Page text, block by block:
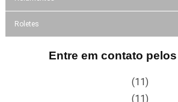
Roletes
Entre em contato
(11)
(11)